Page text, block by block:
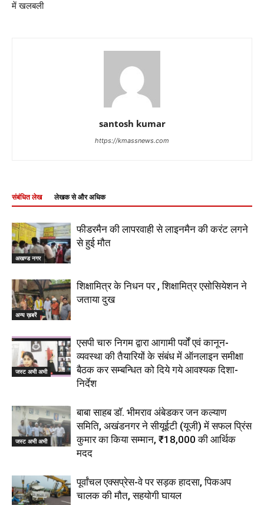
में खलबली
santosh kumar
https://kmassnews.com
संबंधित लेख लेखक से और अधिक
अखण्ड नगर
फीडरमैन की लापरवाही से लाइनमैन की करंट लगने
से हुई मौत
अन्य ख़बरें
शिक्षामित्र के निधन पर , शिक्षामित्र एसोसियेशन ने
जताया दुख
जस्ट अभी अभी
एसपी चारु निगम द्वारा आगामी पर्वों एवं कानून-
व्यवस्था की तैयारियों के संबंध में ऑनलाइन समीक्षा
बैठक कर सम्बन्धित को दिये गये आवश्यक दिशा-
निर्देश
जस्ट अभी अभी
बाबा साहब डॉ. भीमराव अंबेडकर जन कल्याण
समिति, अखंडनगर ने सीयूईटी (यूजी) में सफल प्रिंस
कुमार का किया सम्मान, ₹18,000 की आर्थिक
मदद
पूर्वांचल एक्सप्रेस-वे पर सड़क हादसा, पिकअप
चालक की मौत, सहयोगी घायल